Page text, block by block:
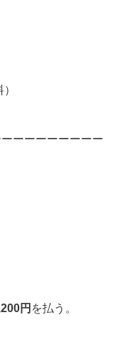
ーーーーーーーー
円 を払う。